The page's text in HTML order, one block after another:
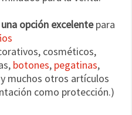
opción excelentepara
cosméticos,
botones, pegatinas,
muchos otros artículos
como protección.)